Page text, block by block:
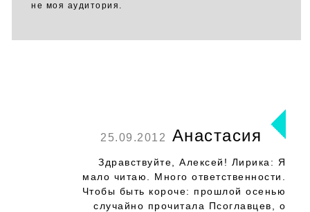
не моя аудитория.
25.09.2012 Анастасия
Здравствуйте, Алексей! Лирика: Я
мало читаю. Много ответственности.
Чтобы быть короче: прошлой осенью
случайно прочитала Псоглавцев, о